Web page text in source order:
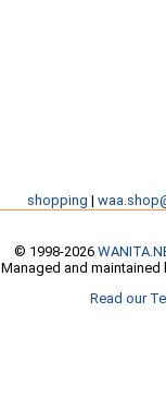
shopping |
© 1998-2026
Managed and maintained
Read our